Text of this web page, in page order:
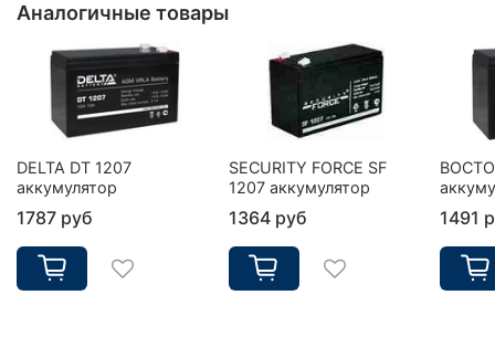
Аналогичные товары
DELTA DT 1207
аккумулятор
1787 руб
SECURITY FORCE SF
1207 аккумулятор
1364 руб 1491